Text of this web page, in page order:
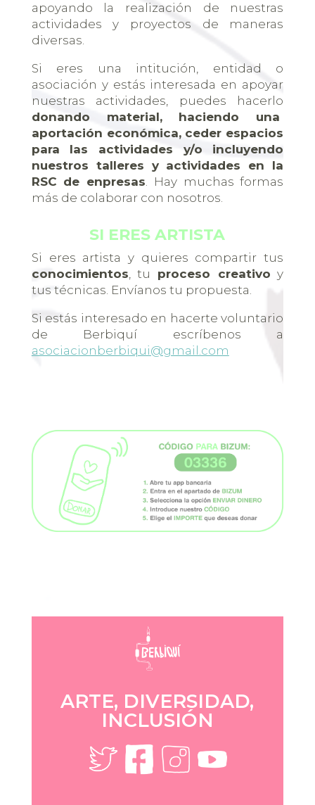
apoyando la realización de nuestras
actividades y proyectos de maneras
diversas.
Si eres una intitución, entidad o
asociación y estás interesada en apoyar
nuestras actividades, puedes hacerlo
donando material, haciendo una
aportación económica, ceder espacios
para las actividades y/o incluyendo
nuestros talleres y actividades en la
RSC de enpresas. Hay muchas formas
más de colaborar con nosotros.
SI ERES ARTISTA
Si eres artista y quieres compartir tus
conocimientos, tu proceso creativo y
tus técnicas. Envíanos tu propuesta.
Si estás interesado en hacerte voluntario
de Berbiquí escríbenos a
asociacionberbiqui@gmail.com
ARTE, DIVERSIDAD,
INCLUSIÓN